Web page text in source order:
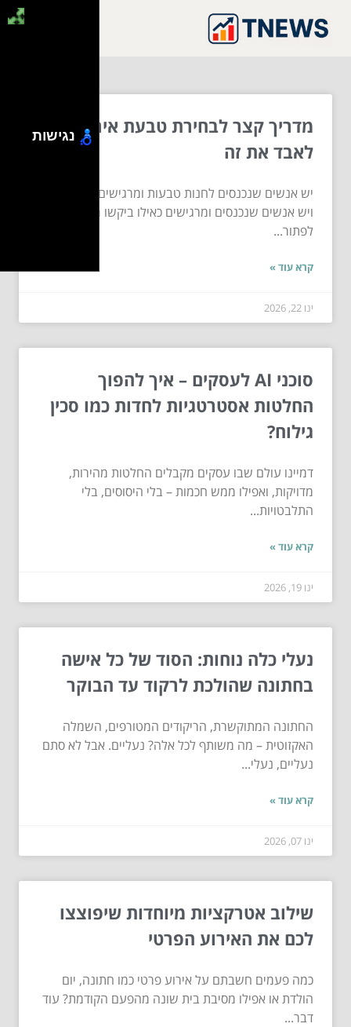
מדריך קצר לבחירת טבעת אירוסין בלי
לאבד את זה
יש אנשים שנכנסים לחנות טבעות ומרגישים כמו מלכים.
ויש אנשים שנכנסים ומרגישים כאילו ביקשו מהם
לפתור...
קרא עוד »
ינו 22, 2026
סוכני AI לעסקים – איך להפוך
החלטות אסטרטגיות לחדות כמו סכין
גילוח?
דמיינו עולם שבו עסקים מקבלים החלטות מהירות,
מדויקות, ואפילו ממש חכמות – בלי היסוסים, בלי
התלבטויות...
קרא עוד »
ינו 19, 2026
נעלי כלה נוחות: הסוד של כל אישה
בחתונה שהולכת לרקוד עד הבוקר
החתונה המתוקשרת, הריקודים המטורפים, השמלה
האקזוטית – מה משותף לכל אלה? נעליים. אבל לא סתם
נעליים, נעלי...
קרא עוד »
ינו 07, 2026
שילוב אטרקציות מיוחדות שיפוצצו
לכם את האירוע הפרטי
כמה פעמים חשבתם על אירוע פרטי כמו חתונה, יום
הולדת או אפילו מסיבת בית שונה מהפעם הקודמת? עוד
דבר...
נגישות